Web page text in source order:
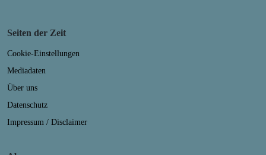
Seiten der Zeit
Cookie-Einstellungen
Mediadaten
Über uns
Datenschutz
Impressum / Disclaimer